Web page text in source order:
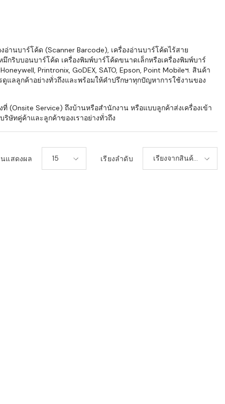
านบาร์โค้ด (Scanner Barcode), เครื่องอ่านบาร์โค้ดไร้สาย
กริบบอนบาร์โค้ด เครื่องพิมพ์บาร์โค้ดขนาดเล็กหรือเครื่องพิมพ์บาร์
Printronix, GoDEX, SATO, Epson, Point Mobileฯ. สินค้า
แลลูกค้าอย่างทั่วถึงและพร้อมให้คำปรึกษาทุกปัญหาการใช้งานของ
(Onsite Service) ถึงบ้านหรือสำนักงาน หรือแบบลูกค้าส่งเครื่องเข้า
ษัทคู่ค้าและลูกค้าของเราอย่างทั่วถึง
แสดงผล 15 เรียงลำดับ
เรียงจากสินค้า
ใหม่-เก่า